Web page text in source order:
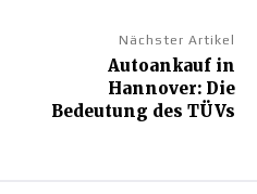
Nächster Artikel
Autoankauf in
Hannover: Die
Bedeutung des TÜVs